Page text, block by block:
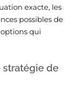
exacte, les
possibles de
qui
stratégie de